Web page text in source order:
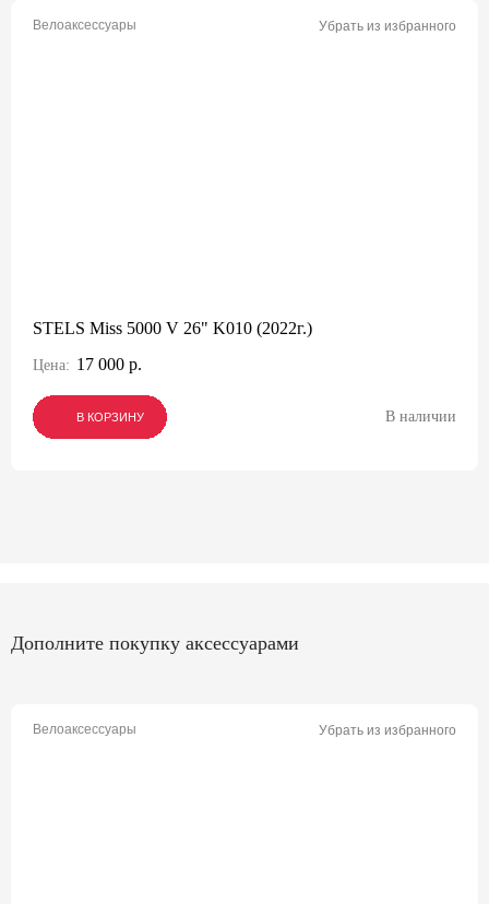
Велоаксессуары Убрать из избранного
STELS Miss 5000 V 26" K010 (2022г.)
Цена: 17 000 р.
В КОРЗИНУ
В КОРЗИНУ
В КОРЗИНУ В наличии
Дополните покупку аксессуарами
Велоаксессуары Убрать из избранного